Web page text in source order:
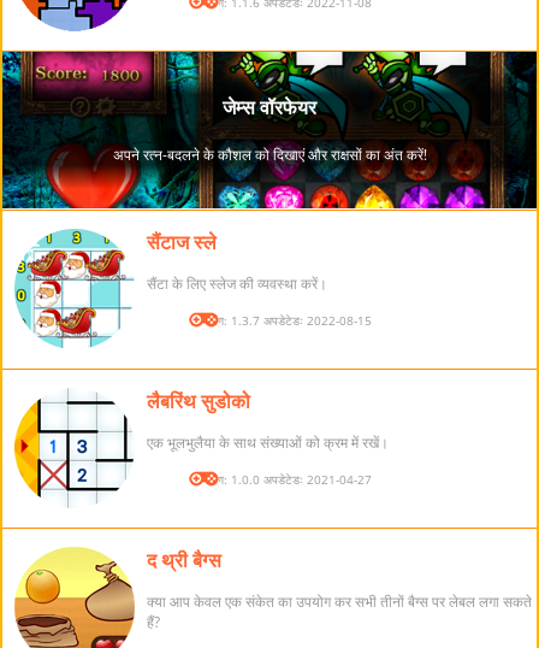
सैंटाज स्ले
सैंटा के लिए स्लेज की व्यवस्था करें।
संस्करण: 1.3.7 अपडेटेडः 2022-08-15
लैबरिंथ सुडोको
एक भूलभुलैया के साथ संख्याओं को क्रम में रखें।
संस्करण: 1.0.0 अपडेटेडः 2021-04-27
द थ्री बैग्स
क्या आप केवल एक संकेत का उपयोग कर सभी तीनों बैग्स पर लेबल लगा सकते
हैं?